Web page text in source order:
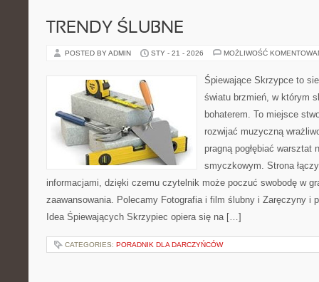
TRENDY ŚLUBNE
POSTED BY ADMIN STY - 21 - 2026 MOŻLIWOŚĆ
Śpiewające Skrzypce to
światu brzmień, w którym
bohaterem. To miejsce
rozwijać muzyczną
pragną pogłębiać warsztat
smyczkowym. Strona
informacjami, dzięki czemu czytelnik może poczuć swobodę w
zaawansowania. Polecamy Fotografia i film ślubny i Zaręczyny i
Idea Śpiewających Skrzypiec opiera się na […]
CATEGORIES: PORADNIK DLA DARCZYŃCÓW